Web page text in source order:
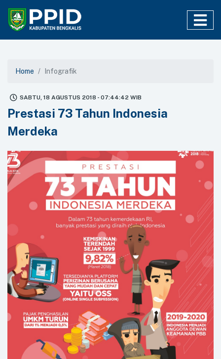
Home Infografik
SABTU, 18 AGUSTUS 2018 - 07:44:42 WIB
Prestasi 73 Tahun Indonesia
Merdeka